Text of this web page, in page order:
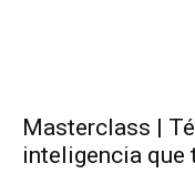
Masterclass |
inteligencia que